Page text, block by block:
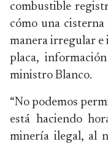
combustible
cómo una
manera irregular e
placa,
ministro Blanco.
“No podemos
está haciendo
minería ilegal, al